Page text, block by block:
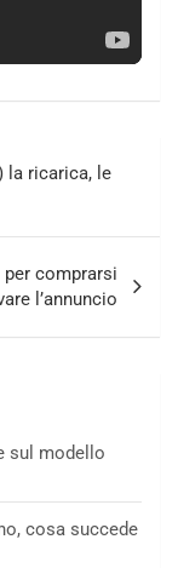
la ricarica, le
per comprarsi
l’annuncio
sul modello
cosa succede